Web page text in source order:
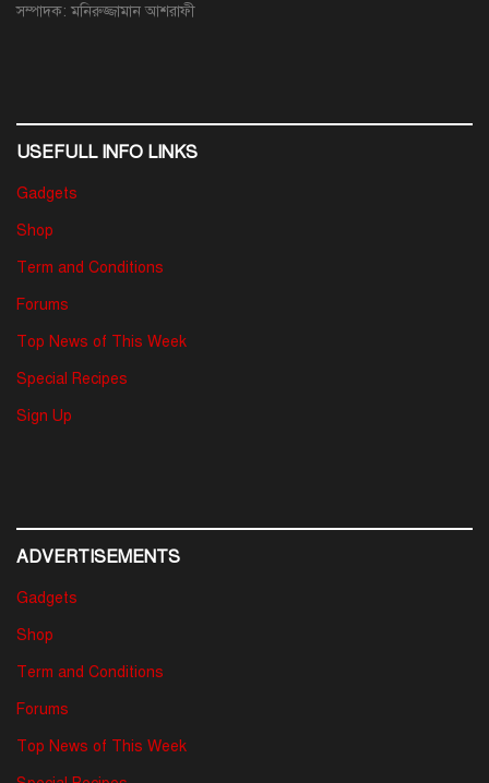
সম্পাদক: মনিরুজ্জামান আশরাফী
USEFULL INFO LINKS
Gadgets
Shop
Term and Conditions
Forums
Top News of This Week
Special Recipes
Sign Up
ADVERTISEMENTS
Gadgets
Shop
Term and Conditions
Forums
Top News of This Week